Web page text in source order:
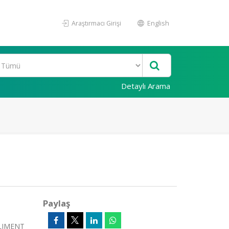
Araştırmacı Girişi English
Detaylı Arama
Paylaş